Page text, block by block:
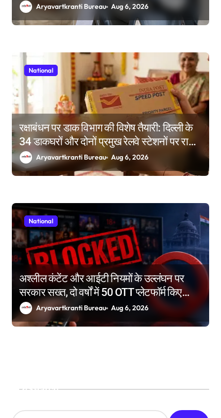
Aryavartkranti Bureau Aug 6, 2026
National
रक्षाबंधन पर डाक विभाग की विशेष तैयारी: दिल्ली के
34 डाकघरों और दोनों प्रमुख रेलवे स्टेशनों पर राखी
बुकिंग के विशेष काउंटर
Aryavartkranti Bureau Aug 6, 2026
National
अश्लील कंटेंट और आईटी नियमों के उल्लंघन पर
सरकार सख्त, दो वर्षों में 50 OTT प्लेटफॉर्म किए
ब्लॉकAryavartkranti Bureau Aug 6, 2026
Search